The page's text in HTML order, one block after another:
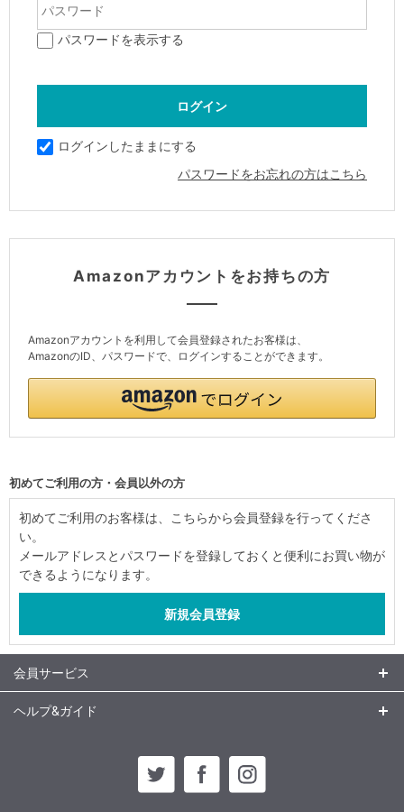
パスワードを表示する
ログインしたままにする
パスワードをお忘れの方はこちら
Amazonアカウントをお持ちの方
Amazonアカウントを利用して会員登録されたお客様は、
AmazonのID、パスワードで、ログインすることができます。
初めてご利用の方・会員以外の方
初めてご利用のお客様は、こちらから会員登録を行ってくださ
い。
メールアドレスとパスワードを登録しておくと便利にお買い物が
できるようになります。
会員サービス
ヘルプ&ガイド